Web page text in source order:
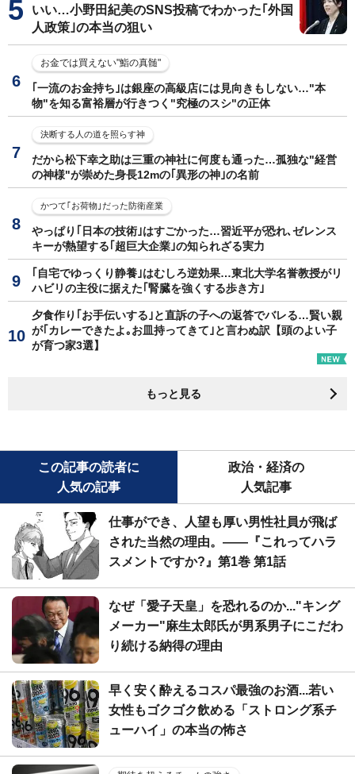
いい…小野田紀美のSNS投稿でわかった｢外国
人政策｣の本当の狙い
お金では買えない"鮨の真髄"
｢一流のお金持ち｣は銀座の高級店には見向きもしない…"本
物"を知る富裕層が行きつく"究極のスシ"の正体
決断する人の道を照らす神
だから松下幸之助は三重の神社に何度も通った…孤独な"経営
の神様"が崇めた身長12mの｢異形の神｣の名前
かつて｢お荷物｣だった防衛産業
やっぱり｢日本の技術｣はすごかった…習近平が恐れ､ゼレンス
キーが熱望する｢超巨大企業｣の知られざる実力
｢自宅でゆっくり静養｣はむしろ逆効果…東北大学名誉教授がリ
ハビリの主役に据えた｢腎臓を強くする歩き方｣
夕食作り｢お手伝いする｣と直訴の子への返答でバレる…賢い親
が｢カレーできたよ｡お皿持ってきて｣と言わぬ訳【頭のよい子
が育つ家3選】
もっと見る
この記事の読者に
人気の記事
政治・経済の
人気記事
仕事ができ、人望も厚い男性社員が飛ば
された当然の理由。――『これってハラ
スメントですか?』第1巻 第1話
なぜ「愛子天皇」を恐れるのか..."キング
メーカー"麻生太郎氏が男系男子にこだわ
り続ける納得の理由
早く安く酔えるコスパ最強のお酒...若い
女性もゴクゴク飲める「ストロング系チ
ューハイ」の本当の怖さ